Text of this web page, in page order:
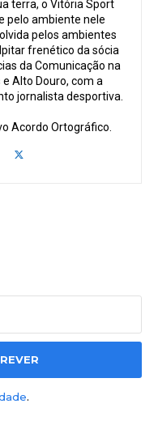
terra, o Vitória Sport
pelo ambiente nele
pelos ambientes
frenético da sócia
da Comunicação na
Alto Douro, com a
jornalista desportiva.
Acordo Ortográfico.
.